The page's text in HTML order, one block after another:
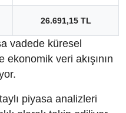
26.691,15 TL
vadede küresel
veri akışının
piyasa analizleri